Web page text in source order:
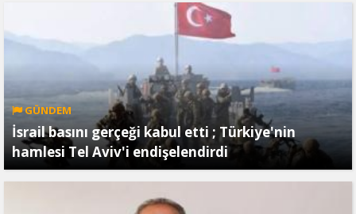
GÜNDEM
İsrail basını gerçeği kabul etti ; Türkiye'nin
hamlesi Tel Aviv'i endişelendirdi